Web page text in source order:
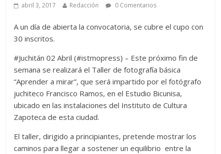
abril 3, 2017 Redacción 0 Comentarios
A un día de abierta la convocatoria, se cubre el cupo con
30 inscritos.
#Juchitán 02 Abril (#istmopress) – Este próximo fin de
semana se realizará el Taller de fotografía básica
“Aprender a mirar”, que será impartido por el fotógrafo
juchiteco Francisco Ramos, en el Estudio Bicunisa,
ubicado en las instalaciones del Instituto de Cultura
Zapoteca de esta ciudad.
El taller, dirigido a principiantes, pretende mostrar los
caminos para llegar a sostener un equilibrio entre la